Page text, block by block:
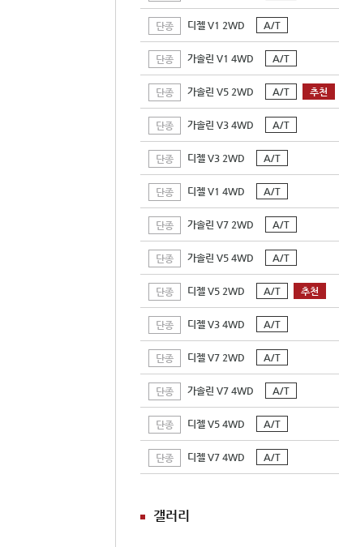
단종 디젤 V1 2WD A/T
단종 가솔린 V1 4WD A/T
단종 가솔린 V5 2WD A/T 추천
단종 가솔린 V3 4WD A/T
단종 디젤 V3 2WD A/T
단종 디젤 V1 4WD A/T
단종 가솔린 V7 2WD A/T
단종 가솔린 V5 4WD A/T
단종 디젤 V5 2WD A/T 추천
단종 디젤 V3 4WD A/T
단종 디젤 V7 2WD A/T
단종 가솔린 V7 4WD A/T
단종 디젤 V5 4WD A/T
단종 디젤 V7 4WD A/T
갤러리